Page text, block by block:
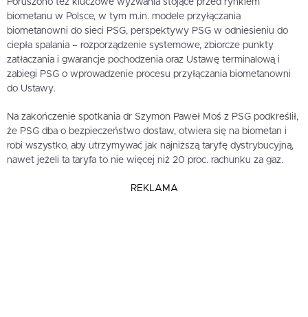
biometanu w Polsce, w tym m.in. modele przyłączania
biometanowni do sieci PSG, perspektywy PSG w odniesieniu do
ciepła spalania – rozporządzenie systemowe, zbiorcze punkty
zatłaczania i gwarancje pochodzenia oraz Ustawę terminalową i
zabiegi PSG o wprowadzenie procesu przyłączania biometanowni
do Ustawy.
Na zakończenie spotkania dr Szymon Paweł Moś z PSG podkreślił,
że PSG dba o bezpieczeństwo dostaw, otwiera się na biometan i
robi wszystko, aby utrzymywać jak najniższą taryfę dystrybucyjną,
nawet jeżeli ta taryfa to nie więcej niż 20 proc. rachunku za gaz.
REKLAMA